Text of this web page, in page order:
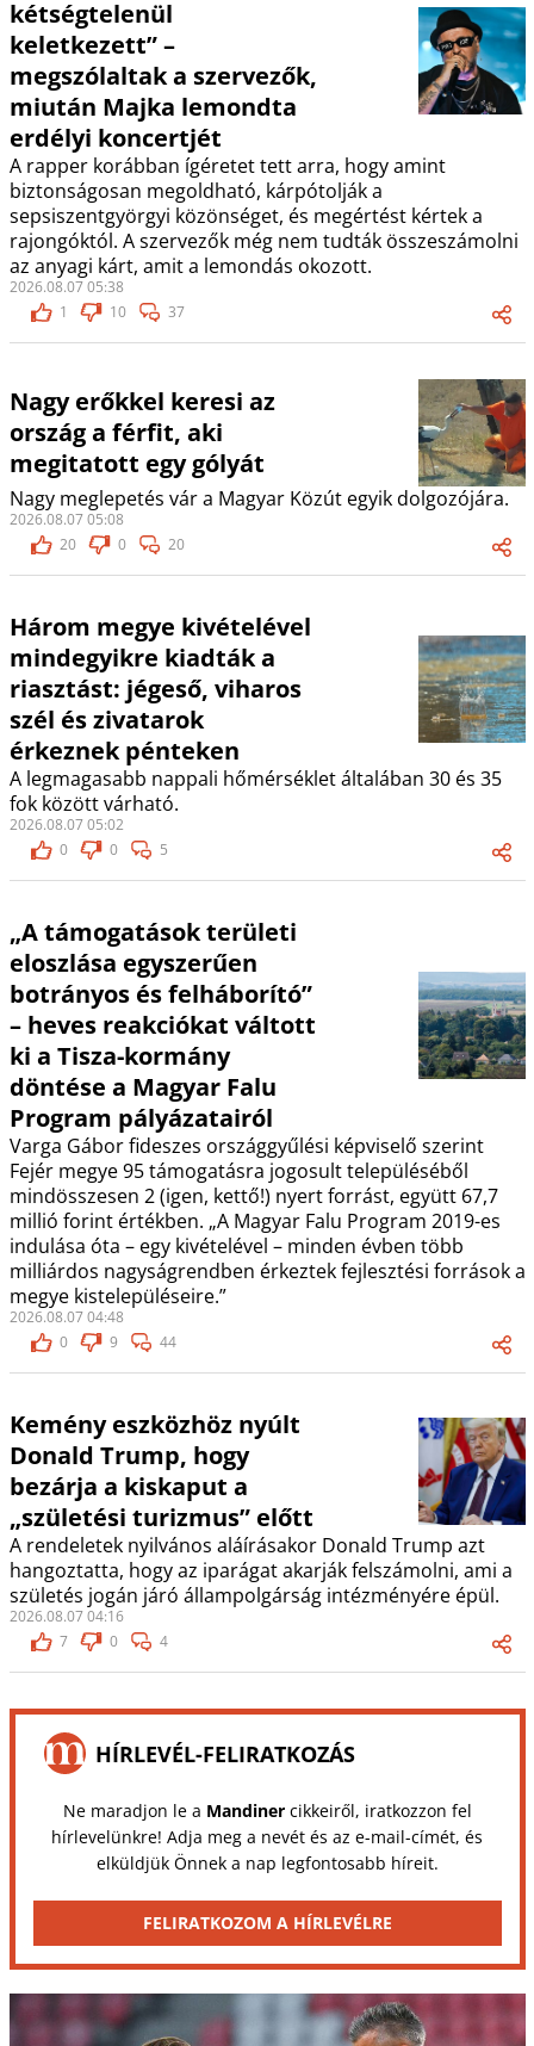
kétségtelenül
keletkezett” –
megszólaltak a szervezők,
miután Majka lemondta
erdélyi koncertjét
A rapper korábban ígéretet tett arra, hogy amint
biztonságosan megoldható, kárpótolják a
sepsiszentgyörgyi közönséget, és megértést kértek a
rajongóktól. A szervezők még nem tudták összeszámolni
az anyagi kárt, amit a lemondás okozott.
2026.08.07 05:38
1
10 37
Nagy erőkkel keresi az
ország a férfit, aki
megitatott egy gólyát
Nagy meglepetés vár a Magyar Közút egyik dolgozójára.
2026.08.07 05:08
20
0 20
Három megye kivételével
mindegyikre kiadták a
riasztást: jégeső, viharos
szél és zivatarok
érkeznek pénteken
A legmagasabb nappali hőmérséklet általában 30 és 35
fok között várható.
2026.08.07 05:02
0
0 5
„A támogatások területi
eloszlása egyszerűen
botrányos és felháborító”
– heves reakciókat váltott
ki a Tisza-kormány
döntése a Magyar Falu
Program pályázatairól
Varga Gábor fideszes országgyűlési képviselő szerint
Fejér megye 95 támogatásra jogosult településéből
mindösszesen 2 (igen, kettő!) nyert forrást, együtt 67,7
millió forint értékben. „A Magyar Falu Program 2019-es
indulása óta – egy kivételével – minden évben több
milliárdos nagyságrendben érkeztek fejlesztési források a
megye kistelepüléseire.”
2026.08.07 04:48
0
9 44
Kemény eszközhöz nyúlt
Donald Trump, hogy
bezárja a kiskaput a
„születési turizmus” előtt
A rendeletek nyilvános aláírásakor Donald Trump azt
hangoztatta, hogy az iparágat akarják felszámolni, ami a
születés jogán járó állampolgárság intézményére épül.
2026.08.07 04:16
7
0 4
HÍRLEVÉL-FELIRATKOZÁS
Ne maradjon le a Mandinercikkeiről, iratkozzon fel
hírlevelünkre! Adja meg a nevét és az e-mail-címét, és
elküldjük Önnek a nap legfontosabb híreit.
FELIRATKOZOM A HÍRLEVÉLRE